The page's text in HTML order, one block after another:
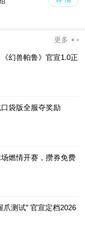
更多
幻兽帕鲁》官宣1.0正
袋版全服夺奖励
场燃情开赛，攒券免费
爪测试” 官宣定档2026